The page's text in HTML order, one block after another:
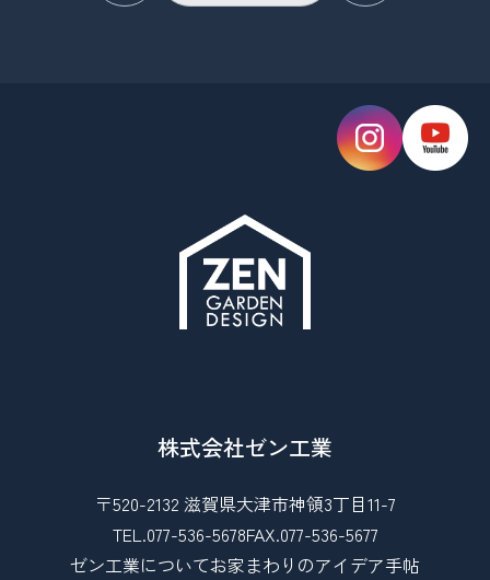
株式会社ゼン工業
〒520-2132 滋賀県大津市神領3丁目11-7
TEL.077-536-5678FAX.077-536-5677
ゼン工業についてお家まわりのアイデア手帖